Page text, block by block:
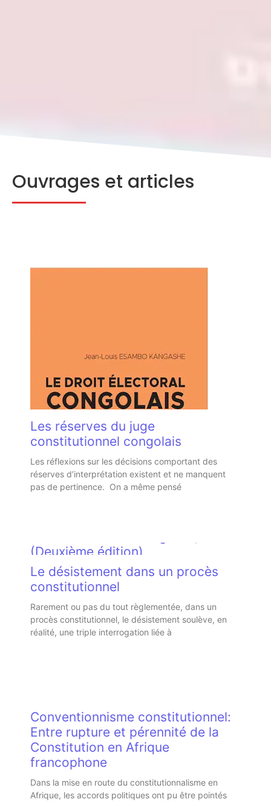
Ouvrages et articles
(Deuxième édition)
D’apparition relativement récente, le droit électoral
congolais étudie les élections politiques desquelles
Les réserves du juge
constitutionnel congolais
Les réflexions sur les décisions comportant des
réserves d’interprétation existent et ne manquent
pas de pertinence. On a même pensé
Le désistement dans un procès
constitutionnel
Rarement ou pas du tout règlementée, dans un
procès constitutionnel, le désistement soulève, en
réalité, une triple interrogation liée à
Conventionnisme constitutionnel:
Entre rupture et pérennité de la
Constitution en Afrique
francophone
Dans la mise en route du constitutionnalisme en
Afrique, les accords politiques ont pu être pointés